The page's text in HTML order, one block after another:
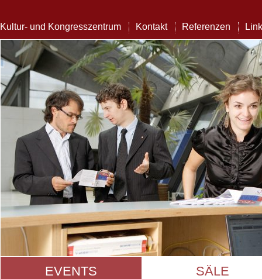
Kultur- und Kongresszentrum Kontakt Referenzen
EVENTS SÄLE